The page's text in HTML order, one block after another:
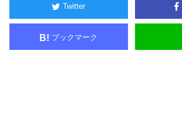
Twitter
B! ブックマーク